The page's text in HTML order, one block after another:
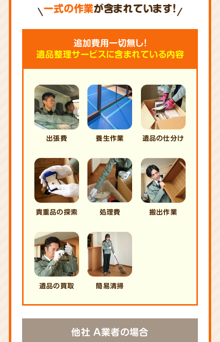
一式の作業が含まれています!
追加費用一切無し!
遺品整理サービスに含まれている内容
出張費 養生作業 遺品の仕分け
貴重品の探索 処理費 搬出作業
遺品の買取 簡易清掃
他社 A業者の場合